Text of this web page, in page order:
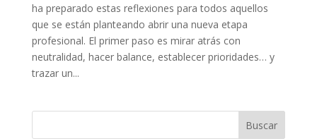
ha preparado estas reflexiones para todos aquellos
que se están planteando abrir una nueva etapa
profesional. El primer paso es mirar atrás con
neutralidad, hacer balance, establecer prioridades… y
trazar un...